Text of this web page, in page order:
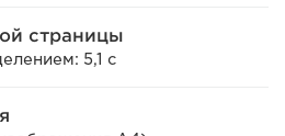
страницы
5,1 с